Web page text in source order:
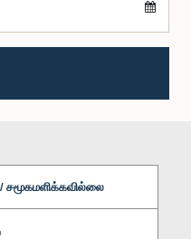
சமூகமளிக்கவில்லை